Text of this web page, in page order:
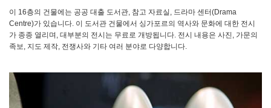
이 16층의 건물에는 공공 대출 도서관, 참고 자료실, 드라마 센터(Drama
Centre)가 있습니다. 이 도서관 건물에서 싱가포르의 역사와 문화에 대한 전시
가 종종 열리며, 대부분의 전시는 무료로 개방됩니다. 전시 내용은 사진, 가문의
족보, 지도 제작, 전쟁사와 기타 여러 분야로 다양합니다.